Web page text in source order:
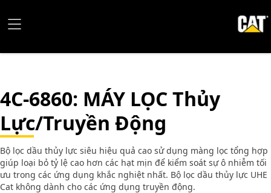
4C-6860: MÁY LỌC Thủy
Lực/Truyền Động
Bộ lọc dầu thủy lực siêu hiệu quả cao sử dụng màng lọc tổng hợp
giúp loại bỏ tỷ lệ cao hơn các hạt mịn để kiểm soát sự ô nhiễm tối
ưu trong các ứng dụng khắc nghiệt nhất. Bộ lọc dầu thủy lực UHE
Cat không dành cho các ứng dụng truyền động.